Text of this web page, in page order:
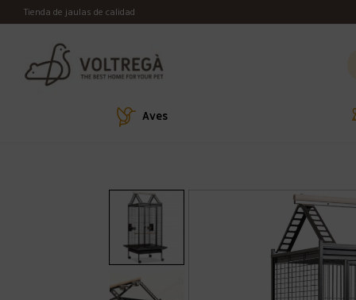
Tienda de jaulas de calidad
Aves